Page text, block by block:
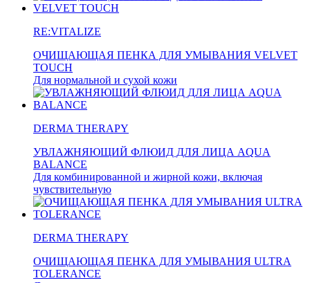
RE:VITALIZE
ОЧИЩАЮЩАЯ ПЕНКА ДЛЯ УМЫВАНИЯ VELVET
TOUCH
Для нормальной и сухой кожи
DERMA THERAPY
УВЛАЖНЯЮЩИЙ ФЛЮИД ДЛЯ ЛИЦА AQUA
BALANCE
Для комбинированной и жирной кожи, включая
чувствительную
DERMA THERAPY
ОЧИЩАЮЩАЯ ПЕНКА ДЛЯ УМЫВАНИЯ ULTRA
TOLERANCE